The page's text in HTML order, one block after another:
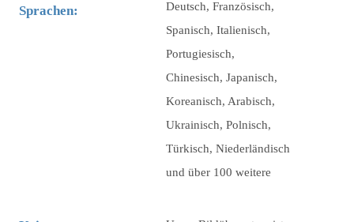
Sprachen:
Deutsch, Französisch,
Spanisch, Italienisch,
Portugiesisch,
Chinesisch, Japanisch,
Koreanisch, Arabisch,
Ukrainisch, Polnisch,
Türkisch, Niederländisch
und über 100 weitere